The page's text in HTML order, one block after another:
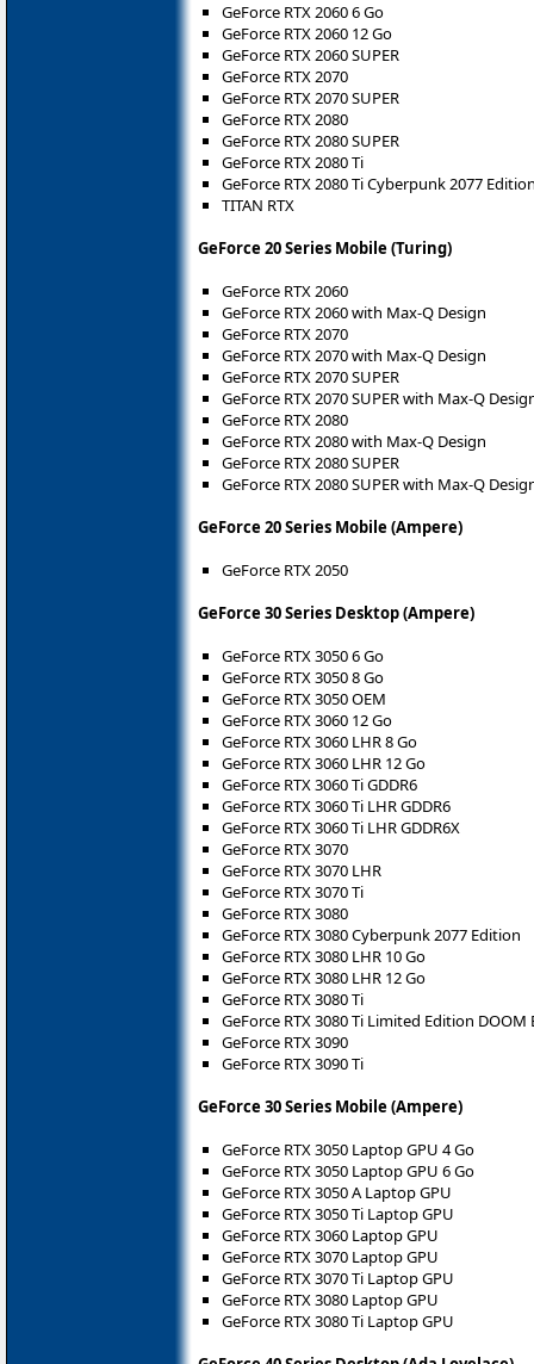
GeForce RTX 2060 6 Go
GeForce RTX 2060 12 Go
GeForce RTX 2060 SUPER
GeForce RTX 2070
GeForce RTX 2070 SUPER
GeForce RTX 2080
GeForce RTX 2080 SUPER
GeForce RTX 2080 Ti
GeForce RTX 2080 Ti Cyberpunk 2077
TITAN RTX
GeForce 20 Series Mobile (Turing)
GeForce RTX 2060
GeForce RTX 2060 with Max-Q Design
GeForce RTX 2070
GeForce RTX 2070 with Max-Q Design
GeForce RTX 2070 SUPER
GeForce RTX 2070 SUPER with Max-Q
GeForce RTX 2080
GeForce RTX 2080 with Max-Q Design
GeForce RTX 2080 SUPER
GeForce RTX 2080 SUPER with Max-Q
GeForce 20 Series Mobile (Ampere)
GeForce RTX 2050
GeForce 30 Series Desktop (Ampere)
GeForce RTX 3050 6 Go
GeForce RTX 3050 8 Go
GeForce RTX 3050 OEM
GeForce RTX 3060 12 Go
GeForce RTX 3060 LHR 8 Go
GeForce RTX 3060 LHR 12 Go
GeForce RTX 3060 Ti GDDR6
GeForce RTX 3060 Ti LHR GDDR6
GeForce RTX 3060 Ti LHR GDDR6X
GeForce RTX 3070
GeForce RTX 3070 LHR
GeForce RTX 3070 Ti
GeForce RTX 3080
GeForce RTX 3080 Cyberpunk 2077 Edition
GeForce RTX 3080 LHR 10 Go
GeForce RTX 3080 LHR 12 Go
GeForce RTX 3080 Ti
GeForce RTX 3080 Ti Limited Edition
GeForce RTX 3090
GeForce RTX 3090 Ti
GeForce 30 Series Mobile (Ampere)
GeForce RTX 3050 Laptop GPU 4 Go
GeForce RTX 3050 Laptop GPU 6 Go
GeForce RTX 3050 A Laptop GPU
GeForce RTX 3050 Ti Laptop GPU
GeForce RTX 3060 Laptop GPU
GeForce RTX 3070 Laptop GPU
GeForce RTX 3070 Ti Laptop GPU
GeForce RTX 3080 Laptop GPU
GeForce RTX 3080 Ti Laptop GPU